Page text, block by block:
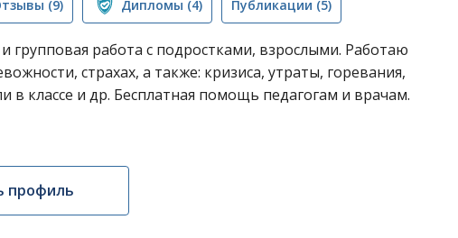
(9) Дипломы (4) Публикации (5)
групповая работа с подростками, взрослыми. Работаю
страхах, а также: кризиса, утраты, горевания,
в классе и др. Бесплатная помощь педагогам и врачам.
профиль